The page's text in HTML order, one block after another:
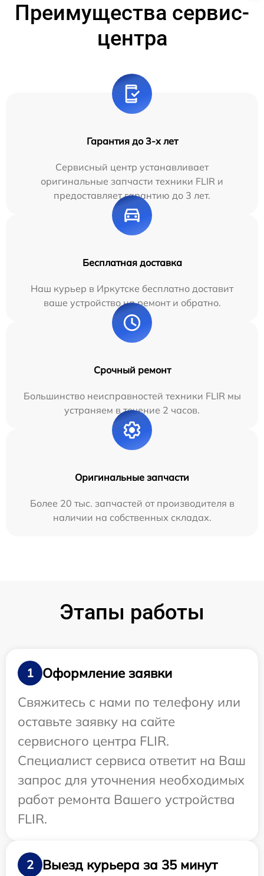
Преимущества сервис-
центра
Гарантия до 3-х лет
Сервисный центр устанавливает
оригинальные запчасти техники FLIR и
предоставляет гарантию до 3 лет.
Бесплатная доставка
Наш курьер в Иркутске бесплатно доставит
ваше устройство на ремонт и обратно.
Срочный ремонт
Большинство неисправностей техники FLIR мы
устраняем в течение 2 часов.
Оригинальные запчасти
Более 20 тыс. запчастей от производителя в
наличии на собственных складах.
Этапы работы
1
Оформление заявки
Свяжитесь с нами по телефону или
оставьте заявку на сайте
сервисного центра FLIR.
Специалист сервиса ответит на Ваш
запрос для уточнения необходимых
работ ремонта Вашего устройства
FLIR.
2
Выезд курьера за 35 минут